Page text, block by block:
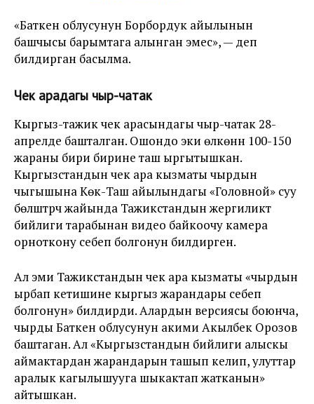
«Баткен облусунун Борбордук айылынын
башчысы барымтага алынган эмес», — деп
билдирган басылма.
Чек арадагы чыр-чатак
Кыргыз-тажик чек арасындагы чыр-чатак 28-
апрелде башталган. Ошондо эки өлкөнүн 100-150
жараны бири бирине таш ыргытышкан.
Кыргызстандын чек ара кызматы чырдын
чыгышына Көк-Таш айылындагы «Головной» суу
бөлүштүрүүчү жайында Тажикстандын жергиликтүү
бийлиги тарабынан видео байкоочу камера
орноткону себеп болгонун билдирген.
Ал эми Тажикстандын чек ара кызматы «чырдын
ырбап кетишине кыргыз жарандары себеп
болгонун» билдирди. Алардын версиясы боюнча,
чырды Баткен облусунун акими Акылбек Орозов
баштаган. Ал «Кыргызстандын бийлиги алыскы
аймактардан жарандарын ташып келип, улуттар
аралык кагылышууга шыкактап жатканын»
айтышкан.